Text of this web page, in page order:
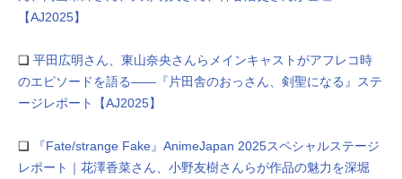
【AJ2025】
❏ 平田広明さん、東山奈央さんらメインキャストがアフレコ時
のエピソードを語る――『片田舎のおっさん、剣聖になる』ステ
ージレポート【AJ2025】
❏
『Fate/strange Fake』AnimeJapan 2025スペシャルステージ
レポート｜花澤香菜さん、小野友樹さんらが作品の魅力を深堀